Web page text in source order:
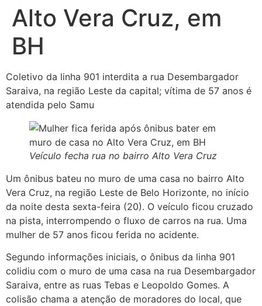
Alto Vera Cruz, em
BH
Coletivo da linha 901 interdita a rua Desembargador
Saraiva, na região Leste da capital; vítima de 57 anos é
atendida pelo Samu
Veículo fecha rua no bairro Alto Vera Cruz
Um ônibus bateu no muro de uma casa no bairro Alto
Vera Cruz, na região Leste de Belo Horizonte, no início
da noite desta sexta-feira (20). O veículo ficou cruzado
na pista, interrompendo o fluxo de carros na rua. Uma
mulher de 57 anos ficou ferida no acidente.
Segundo informações iniciais, o ônibus da linha 901
colidiu com o muro de uma casa na rua Desembargador
Saraiva, entre as ruas Tebas e Leopoldo Gomes. A
colisão chama a atenção de moradores do local, que